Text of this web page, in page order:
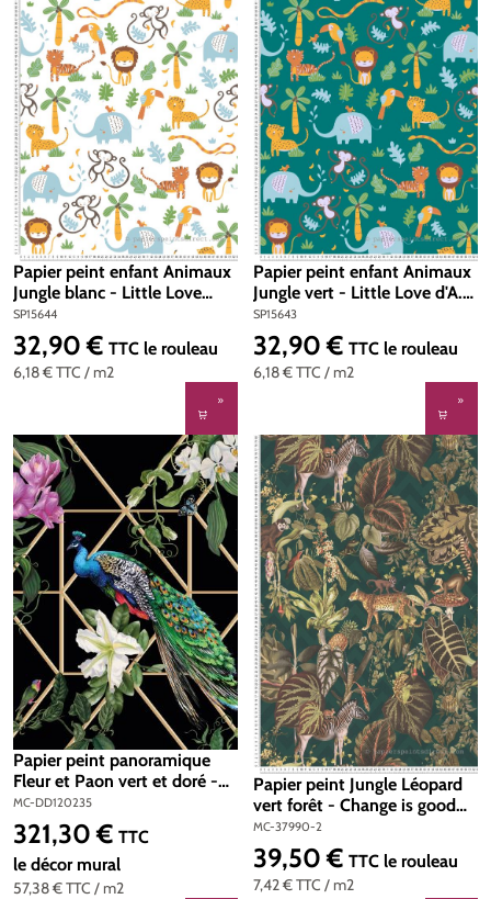
Papier peint enfant Animaux
Jungle blanc - Little Love
d'A.S. Création | Réf.
SP15644
SP15644
6,18 €TTC / m2
Prix régulier :
32,90 € TTC le rouleau
Papier peint enfant Animaux
Jungle vert - Little Love d'A.S.
Création | Réf. SP15643
SP15643
6,18 €TTC / m2
Prix régulier :
32,90 € TTC le rouleau
Papier peint panoramique
Fleur et Paon vert et doré -
Change is good de Michalsky
| Réf. MC-DD120235
MC-DD120235
57,38 €TTC / m2
Prix régulier :
321,30 € TTC
le décor mural
Papier peint Jungle Léopard
vert forêt - Change is good
de Michalsky | Réf. MC-
37990-2
MC-37990-2
7,42 €TTC / m2
Prix régulier :
39,50 € TTC le rouleau